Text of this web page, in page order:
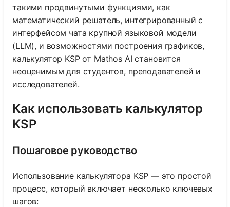
такими продвинутыми функциями, как
математический решатель, интегрированный с
интерфейсом чата крупной языковой модели
(LLM), и возможностями построения графиков,
калькулятор KSP от Mathos AI становится
неоценимым для студентов, преподавателей и
исследователей.
Как использовать калькулятор
KSP
Пошаговое руководство
Использование калькулятора KSP — это простой
процесс, который включает несколько ключевых
шагов: